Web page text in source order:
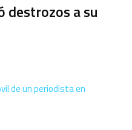
destrozos a su